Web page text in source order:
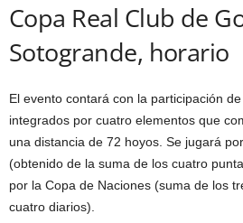
Copa Real Club de
Sotogrande, horario
El evento contará con la participación
integrados por cuatro elementos que
una distancia de 72 hoyos. Se jugará
(obtenido de la suma de los cuatro
por la Copa de Naciones (suma de los
cuatro diarios).